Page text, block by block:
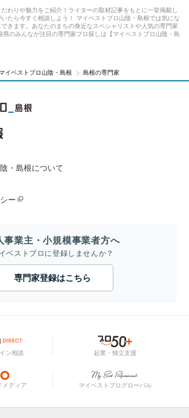
わりや魅力をご紹介！ライターの取材記事をもとに一挙掲載し
たら今すぐ相談しよう！ マイベストプロ山陰・島根では気にな
きます。あなたのまちの身近なスペシャリストや人気の専門家
県のみんなが注目の専門家プロ探しは【マイベストプロ山陰・島
イベストプロ山陰・島根 島根の専門家
・島根について
ー
事業主・小規模事業者方へ
ベストプロに登録しませんか？
専門家登録はこちら
ン相談 起業・独立支援
メディア マイベストプログローバル